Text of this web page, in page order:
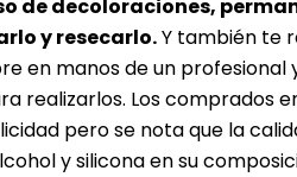
de decoloraciones,
y resecarlo.Y también te
en manos de un
realizarlos. Los comprados
pero se nota que la
y silicona en su